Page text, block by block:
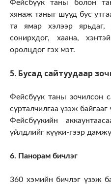
Фейсбүүк таны болон
хянаж таныг шууд бус
та ямар хэлээр ярьдаг,
сонирхдог, хаана,
оролцдог гэх мэт.
5. Бусад сайтуудаар
Фейсбүүк таны зочилсон
сурталчилгаа үзэж байгааг
Фейсбүүкийн
үйлдлийг күүки-гээр
6. Панорам бичлэг
360 хэмийн бичлэг үзэж